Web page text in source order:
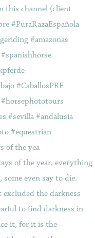
of the yea